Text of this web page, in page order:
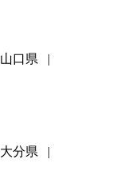
山口県
大分県